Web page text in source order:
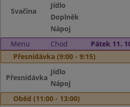
Svačina
Jídlo
Doplněk
Nápoj
Menu
Chod
Pátek 11.
Přesnídávka (9:00 - 9:15)
Přesnídávka
Jídlo
Nápoj
Oběd (11:00 - 13:00)